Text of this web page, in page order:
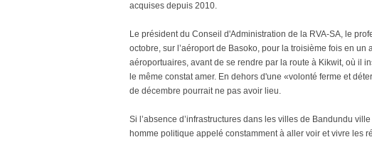
acquises depuis 2010.
Le président du Conseil d'Administration de la RVA-SA, le
octobre, sur l’aéroport de Basoko, pour la troisième fois en
aéroportuaires, avant de se rendre par la route à Kikwit, où il
le même constat amer. En dehors d'une «volonté ferme et
de décembre pourrait ne pas avoir lieu.
Si l’absence d’infrastructures dans les villes de Bandundu
homme politique appelé constamment à aller voir et vivre les